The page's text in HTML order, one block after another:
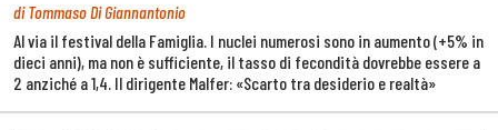
di Tommaso Di Giannantonio
Al via il festival della Famiglia. I nuclei numerosi sono in aumento (+5% in
dieci anni), ma non è sufficiente, il tasso di fecondità dovrebbe essere a
2 anziché a 1,4. Il dirigente Malfer: «Scarto tra desiderio e realtà»